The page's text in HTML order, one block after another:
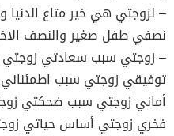
– لزوجتي هي خير متاع الدنيا
نصفي طفل صغير والنصف
– زوجتي سبب سعادتي
توفيقي زوجتي سبب
أماني زوجتي سبب ضحكتي
فخري زوجتي أساس حياتي